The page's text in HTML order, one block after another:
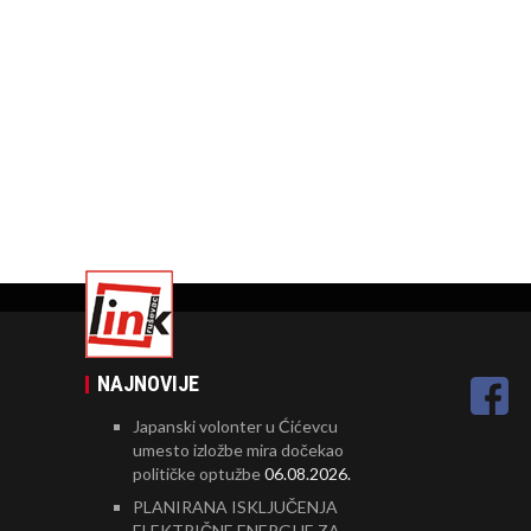
NAJNOVIJE
Japanski volonter u Ćićevcu
umesto izložbe mira dočekao
političke optužbe06.08.2026.
PLANIRANA ISKLJUČENJA